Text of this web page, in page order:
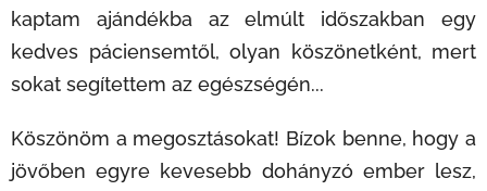
kaptam ajándékba az elmúlt időszakban egy
kedves páciensemtől, olyan köszönetként, mert
sokat segítettem az egészségén... 😊
Köszönöm a megosztásokat! Bízok benne, hogy a
jövőben egyre kevesebb dohányzó ember lesz,